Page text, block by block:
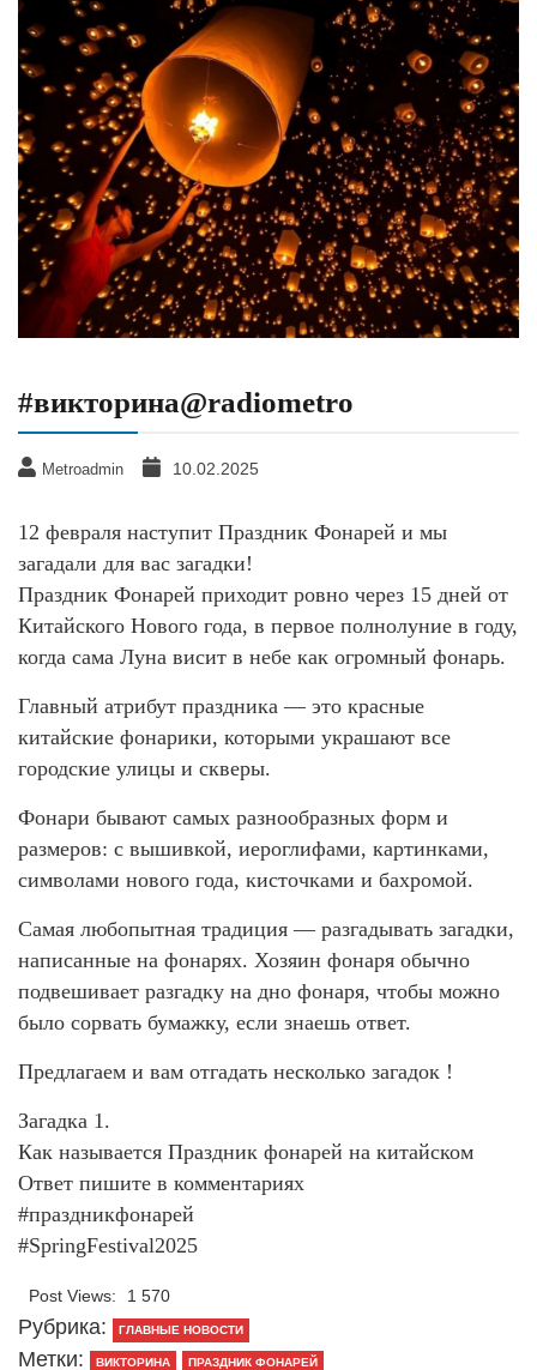
#викторина@radiometro
Metroadmin 10.02.2025
12 февраля наступит Праздник Фонарей и мы
загадали для вас загадки!
Праздник Фонарей приходит ровно через 15 дней от
Китайского Нового года, в первое полнолуние в году,
когда сама Луна висит в небе как огромный фонарь.
Главный атрибут праздника — это красные
китайские фонарики, которыми украшают все
городские улицы и скверы.
Фонари бывают самых разнообразных форм и
размеров: с вышивкой, иероглифами, картинками,
символами нового года, кисточками и бахромой.
Самая любопытная традиция — разгадывать загадки,
написанные на фонарях. Хозяин фонаря обычно
подвешивает разгадку на дно фонаря, чтобы можно
было сорвать бумажку, если знаешь ответ.
Предлагаем и вам отгадать несколько загадок !
Загадка 1.
Как называется Праздник фонарей на китайском
Ответ пишите в комментариях
#праздникфонарей
#SpringFestival2025
Post Views: 1 570
Рубрика: ГЛАВНЫЕ НОВОСТИ
Метки: ВИКТОРИНА ПРАЗДНИК ФОНАРЕЙ